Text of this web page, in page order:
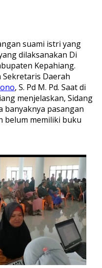
suami istri yang
dilaksanakan Di
Kepahiang.
Daerah
, S. Pd M. Pd. Saat di
menjelaskan, Sidang
banyaknya pasangan
belum memiliki buku